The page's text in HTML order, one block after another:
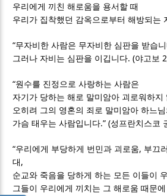
우리에게 끼친 해로움을 용서할 때
우리가 집착했던 감옥으로부터 해방되는
“무자비한 사람은 무자비한 심판을 받습
그러나 자비는 심판을 이깁니다. (야고보
“원수를 진정으로 사랑하는 사람은
자기가 당하는 해로 말미암아 괴로워하지
오히려 그의 영혼의 죄로 말미암아 하느님
가슴 태우는 사람입니다.” (성프란치스코
“우리에게 부당하게 번민과 괴로움, 부끄
대 ,
순교와 죽음을 당하게 하는 모든 이들이
그들이 우리에게 끼치는 그 해로움 때문에